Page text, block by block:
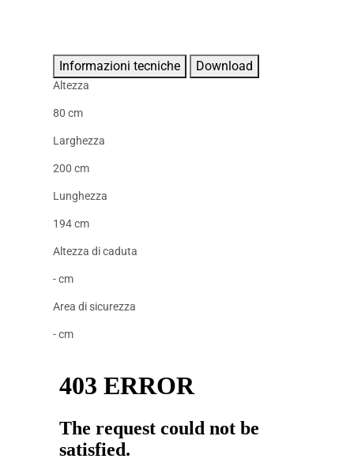
Informazioni tecniche Download
Altezza
80 cm
Larghezza
200 cm
Lunghezza
194 cm
Altezza di caduta
- cm
Area di sicurezza
- cm